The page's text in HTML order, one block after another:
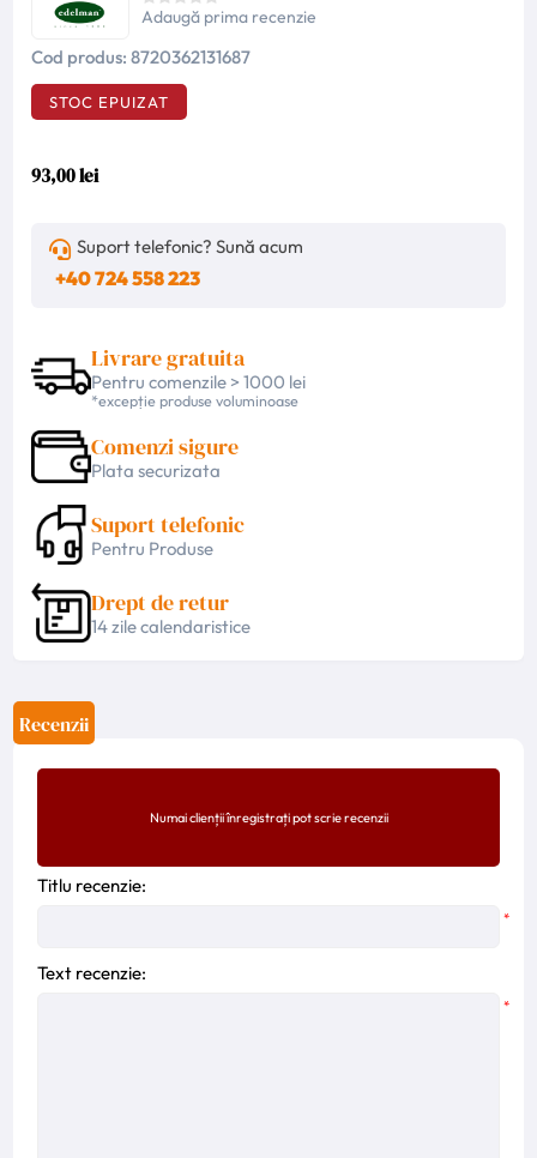
Adaugă prima recenzie
Cod produs: 8720362131687
STOC EPUIZAT
93,00 lei
Suport telefonic? Sună acum
+40 724 558 223
Livrare gratuita
Pentru comenzile > 1000 lei
*excepție produse voluminoase
Comenzi sigure
Plata securizata
Suport telefonic
Pentru Produse
Drept de retur
14 zile calendaristice
Recenzii
Numai clienții înregistrați pot scrie recenzii
Titlu recenzie:
*
Text recenzie:
*